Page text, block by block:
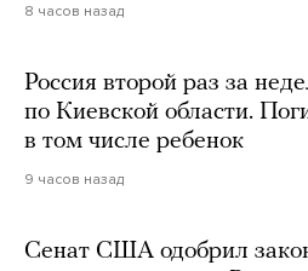
8 часов назад
Россия второй раз за
по Киевской области.
в том числе ребенок
9 часов назад
Сенат США одобрил